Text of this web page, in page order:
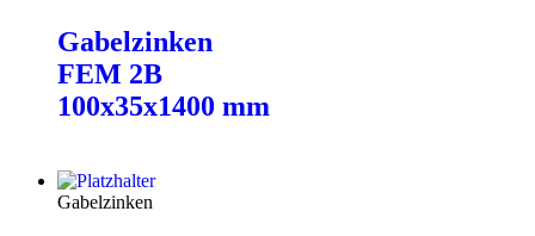
Gabelzinken
FEM 2B
100x35x1400 mm
Gabelzinken